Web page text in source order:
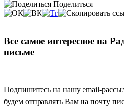
Поделиться
Все самое интересное на
письме
Подпишитесь на нашу email-
будем отправлять Вам на почту